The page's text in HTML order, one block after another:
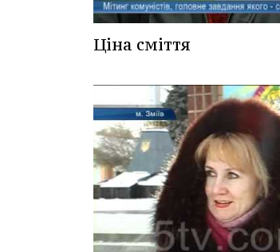
Ціна сміття